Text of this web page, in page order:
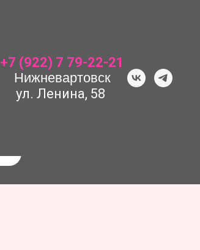
+7 (922) 7 79-22-21
Нижневартовск
ул. Ленина, 58